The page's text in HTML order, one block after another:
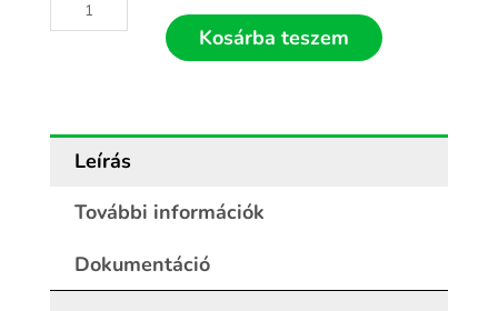
keretes
Kosárba teszem
Leírás
További információk
Dokumentáció